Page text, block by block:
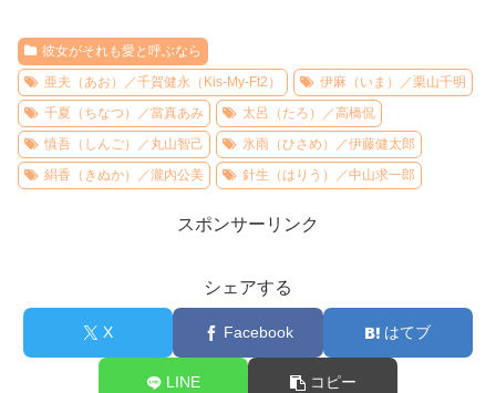
彼女がそれも愛と呼ぶなら
亜夫（あお）／千賀健永（Kis-My-Ft2）
伊麻（いま）／栗山千明
千夏（ちなつ）／當真あみ
太呂（たろ）／高橋侃
慎吾（しんご）／丸山智己
氷雨（ひさめ）／伊藤健太郎
絹香（きぬか）／瀧内公美
針生（はりう）／中山求一郎
スポンサーリンク
シェアする
X Facebook はてブ
LINE コピー